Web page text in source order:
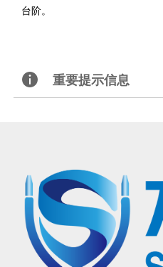
台阶。
重要提示信息
的手术操作，请联系北京术锐 机器人股份 有限公司，参
注册临床试验，请联系术锐官方合作医院，咨询医生
细了解有关术锐®机器人执行手术及其可能风险的所有信
、SHURUI®等是北京术锐机器人股份 有限公